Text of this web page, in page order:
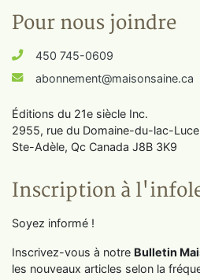
Pour nous joindre
450 745-0609
abonnement@maisonsaine.ca
Éditions du 21e siècle Inc.
2955, rue du Domaine-du-lac-
Ste-Adèle, Qc Canada J8B 3K9
Inscription à
Soyez informé !
Inscrivez-vous à notre Bulletin
les nouveaux articles selon la